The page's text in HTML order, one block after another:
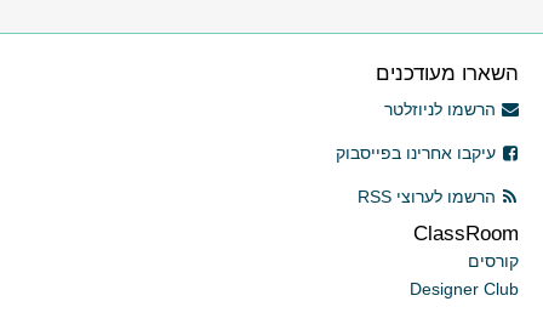
השארו מעודכנים
הרשמו לניוזלטר
עיקבו אחרינו בפייסבוק
הרשמו לערוצי RSS
ClassRoom
קורסים
Designer Club